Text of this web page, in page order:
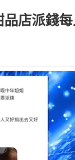
店派錢